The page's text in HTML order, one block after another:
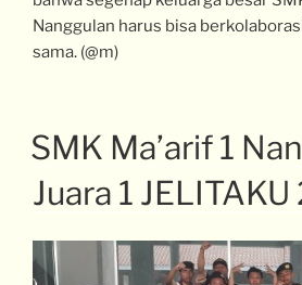
Nanggulan harus bisa
sama. (@m)
SMK Ma’arif 1
Juara 1